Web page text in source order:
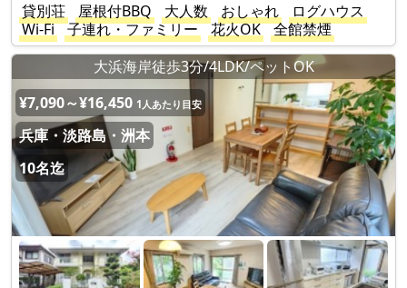
貸別荘
屋根付BBQ 大人数 おしゃれ
ログハウス
Wi-Fi
子連れ・ファミリー 花火OK
全館禁煙
大浜海岸徒歩3分/4LDK/ペットOK
¥7,090～¥16,450 1人あたり目安
兵庫・淡路島・洲本
10名迄